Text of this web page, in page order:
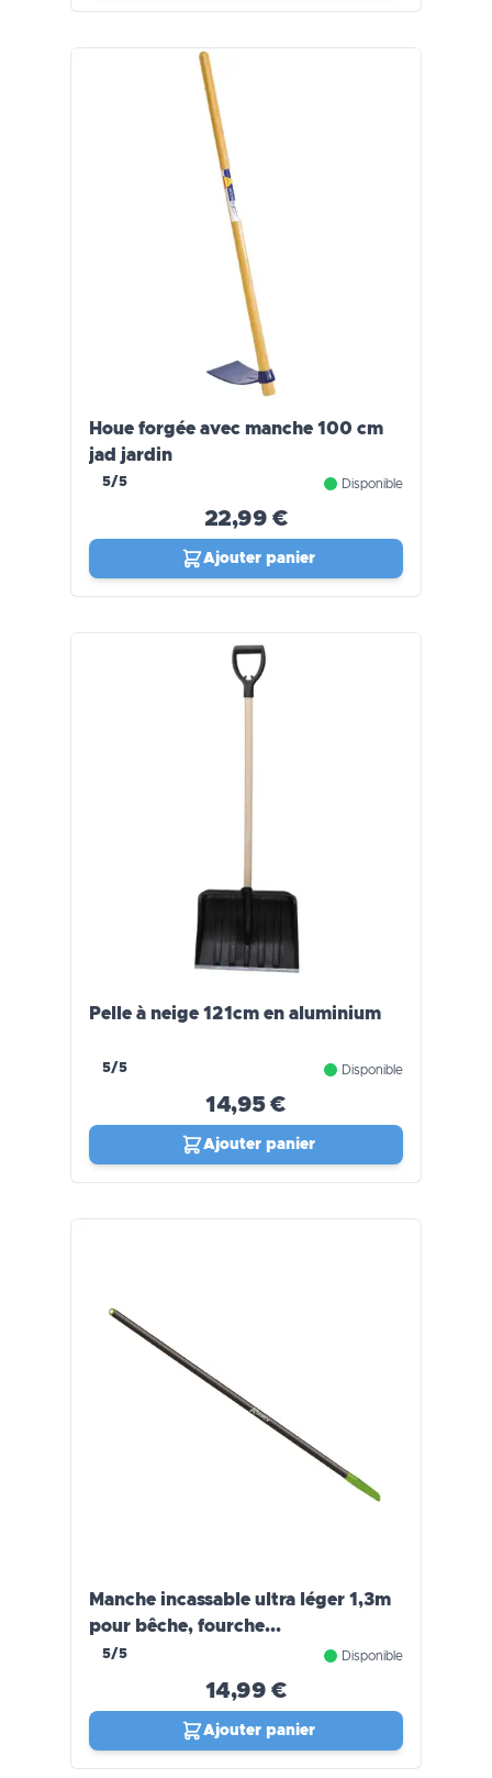
Houe forgée avec manche 100 cm
jad jardin
5/5 Disponible
22,99 €
Ajouter panier
Pelle à neige 121cm en aluminium
5/5 Disponible
14,95 €
Ajouter panier
Manche incassable ultra léger 1,3m
pour bêche, fourche...
5/5 Disponible
14,99 €
Ajouter panier